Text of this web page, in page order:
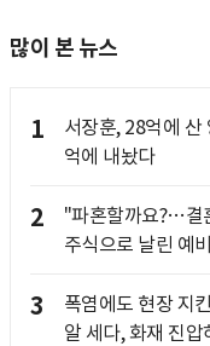
많이 본 뉴스
1
서장훈, 28억에 산
억에 내놨다
2
"파혼할까요?…결
주식으로 날린 예
3
폭염에도 현장 지
알 세다, 화재 진